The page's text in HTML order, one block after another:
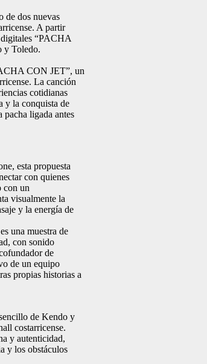
de dos nuevas
A partir
digitales “PACHA
y Toledo.
CON JET”, un
La canción
cotidianas
y la conquista de
pacha ligada antes
esta propuesta
con quienes
con un
visualmente la
y la energía de
una muestra de
con sonido
de
de un equipo
propias historias a
de Kendo y
costarricense.
y autenticidad,
y los obstáculos